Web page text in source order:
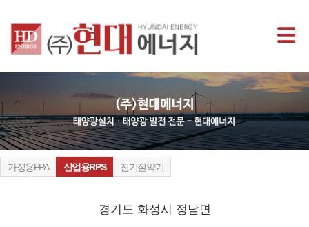
가정용PPA 산업용RPS 전기절약기
경기도 화성시 정남면